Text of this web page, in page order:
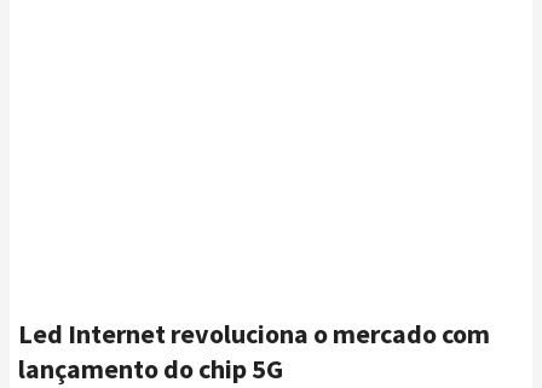
Led Internet revoluciona o mercado com
lançamento do chip 5G